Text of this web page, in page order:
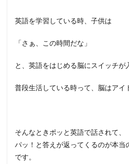
英語を学習している時、子供は
「さぁ、この時間だな」
と、英語をはじめる脳にスイッチが
普段生活している時って、脳はアイ
そんなときポッと英語で話されて、
パッ！と答えが返ってくるのが本当
です。